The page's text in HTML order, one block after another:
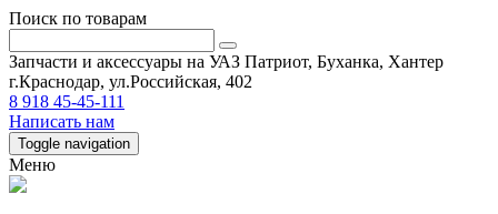
Поиск по товарам
Запчасти и аксессуары на УАЗ Патриот, Буханка, Хантер
г.Краснодар, ул.Российская, 402
8 918 45-45-111
Написать нам
Toggle navigation
Меню